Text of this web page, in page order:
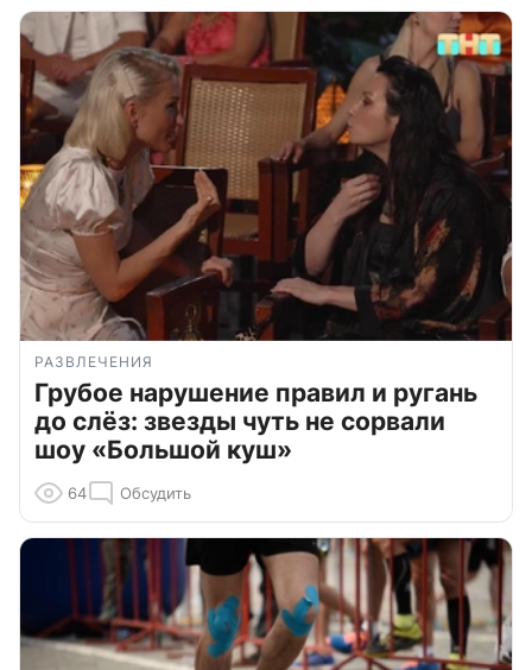
РАЗВЛЕЧЕНИЯ
Грубое нарушение правил и ругань
до слёз: звезды чуть не сорвали
шоу «Большой куш»
64 Обсудить